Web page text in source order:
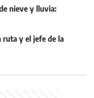
nieve y lluvia:
ruta y el jefe de la